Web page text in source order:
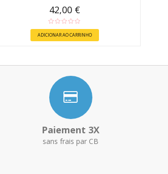
42,00 €
ADICIONAR AO CARRINHO
Paiement 3X
sans frais par CB